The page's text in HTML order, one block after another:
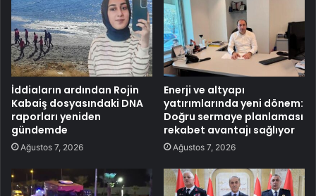
İddiaların ardından Rojin
Kabaiş dosyasındaki DNA
raporları yeniden
gündemde
Ağustos 7, 2026
Enerji ve altyapı
yatırımlarında yeni dönem:
Doğru sermaye planlaması
rekabet avantajı sağlıyor
Ağustos 7, 2026